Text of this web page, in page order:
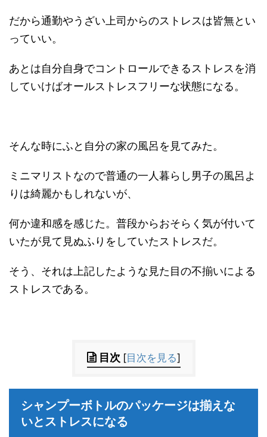
だから通勤やうざい上司からのストレスは皆無とい
っていい。
あとは自分自身でコントロールできるストレスを消
していけばオールストレスフリーな状態になる。
そんな時にふと自分の家の風呂を見てみた。
ミニマリストなので普通の一人暮らし男子の風呂よ
りは綺麗かもしれないが、
何か違和感を感じた。普段からおそらく気が付いて
いたが見て見ぬふりをしていたストレスだ。
そう、それは上記したような見た目の不揃いによる
ストレスである。
目次 [目次を見る]
シャンプーボトルのパッケージは揃えな
いとストレスになる